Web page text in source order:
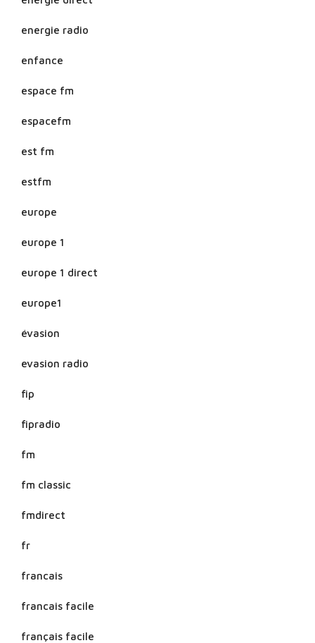
energie radio
enfance
espace fm
espacefm
est fm
estfm
europe
europe 1
europe 1 direct
europe1
évasion
evasion radio
fip
fipradio
fm
fm classic
fmdirect
fr
francais
francais facile
français facile